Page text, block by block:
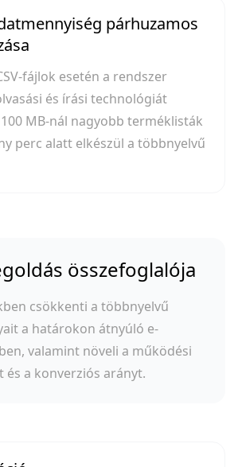
párhuzamos
fájlok esetén a rendszer
és írási technológiát
MB-nál nagyobb terméklisták
perc alatt elkészül a többnyelvű
összefoglalója
csökkenti a többnyelvű
a határokon átnyúló e-
valamint növeli a működési
és a konverziós arányt.